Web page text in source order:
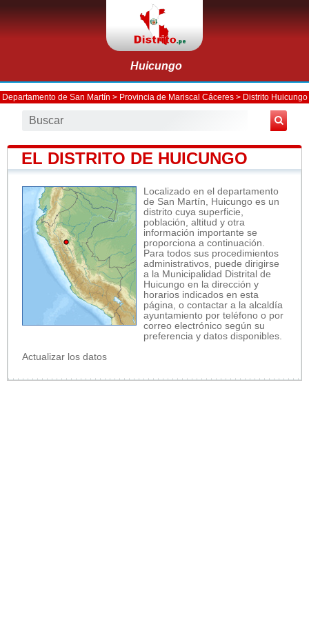
Huicungo
Departamento de San Martín > Provincia de Mariscal Cáceres> Distrito Huicungo
EL DISTRITO DE HUICUNGO
Localizado en el departamento
de San Martín, Huicungo es un
distrito cuya superficie,
población, altitud y otra
información importante se
proporciona a continuación.
Para todos sus procedimientos
administrativos, puede dirigirse
a la Municipalidad Distrital de
Huicungo en la dirección y
horarios indicados en esta
página, o contactar a la alcaldía
ayuntamiento por teléfono o por
correo electrónico según su
preferencia y datos disponibles.
Actualizar los datos